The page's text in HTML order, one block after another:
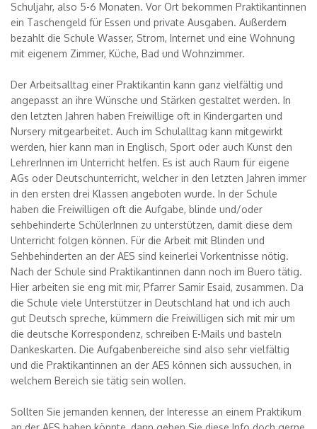
Schuljahr, also 5-6 Monaten. Vor Ort bekommen Praktikantinnen
ein Taschengeld für Essen und private Ausgaben. Außerdem
bezahlt die Schule Wasser, Strom, Internet und eine Wohnung
mit eigenem Zimmer, Küche, Bad und Wohnzimmer.
Der Arbeitsalltag einer Praktikantin kann ganz vielfältig und
angepasst an ihre Wünsche und Stärken gestaltet werden. In
den letzten Jahren haben Freiwillige oft in Kindergarten und
Nursery mitgearbeitet. Auch im Schulalltag kann mitgewirkt
werden, hier kann man in Englisch, Sport oder auch Kunst den
LehrerInnen im Unterricht helfen. Es ist auch Raum für eigene
AGs oder Deutschunterricht, welcher in den letzten Jahren immer
in den ersten drei Klassen angeboten wurde. In der Schule
haben die Freiwilligen oft die Aufgabe, blinde und/oder
sehbehinderte SchülerInnen zu unterstützen, damit diese dem
Unterricht folgen können. Für die Arbeit mit Blinden und
Sehbehinderten an der AES sind keinerlei Vorkentnisse nötig.
Nach der Schule sind Praktikantinnen dann noch im Buero tätig.
Hier arbeiten sie eng mit mir, Pfarrer Samir Esaid, zusammen. Da
die Schule viele Unterstützer in Deutschland hat und ich auch
gut Deutsch spreche, kümmern die Freiwilligen sich mit mir um
die deutsche Korrespondenz, schreiben E-Mails und basteln
Dankeskarten. Die Aufgabenbereiche sind also sehr vielfältig
und die Praktikantinnen an der AES können sich aussuchen, in
welchem Bereich sie tätig sein wollen.
Sollten Sie jemanden kennen, der Interesse an einem Praktikum